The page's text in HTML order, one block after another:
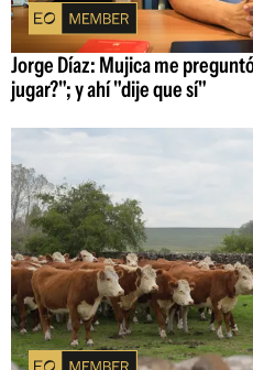
Jorge Díaz: Mujica me
jugar?"; y ahí "dije que sí"